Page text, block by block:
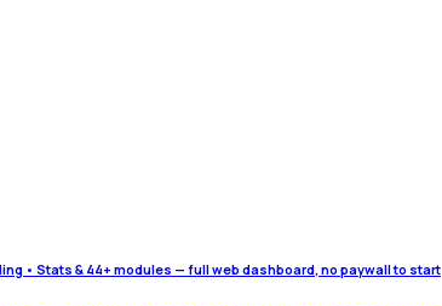
• Stats & 44+ modules — full web dashboard, no paywall to start